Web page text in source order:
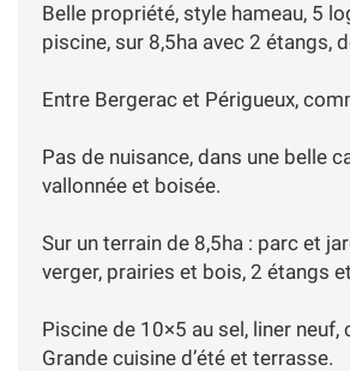
Belle propriété, style hameau, 5
piscine, sur 8,5ha avec 2 étangs,
Entre Bergerac et Périgueux,
Pas de nuisance, dans une belle
vallonnée et boisée.
Sur un terrain de 8,5ha : parc et
verger, prairies et bois, 2 étangs
Piscine de 10×5 au sel, liner neuf,
Grande cuisine d’été et terrasse.